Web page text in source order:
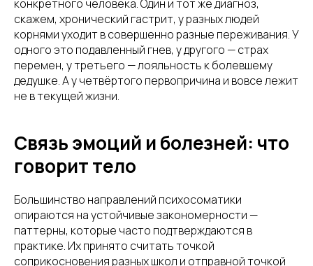
конкретного человека. Один и тот же диагноз,
скажем, хронический гастрит, у разных людей
корнями уходит в совершенно разные переживания. У
одного это подавленный гнев, у другого — страх
перемен, у третьего — лояльность к болевшему
дедушке. А у четвёртого первопричина и вовсе лежит
не в текущей жизни.
Связь эмоций и болезней: что
говорит тело
Большинство направлений психосоматики
опираются на устойчивые закономерности —
паттерны, которые часто подтверждаются в
практике. Их принято считать точкой
соприкосновения разных школ и отправной точкой